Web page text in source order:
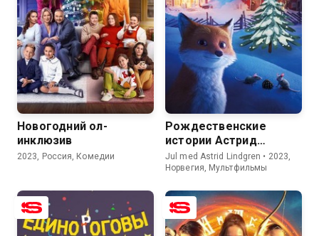
6.8 4.3
Новогодний ол-
инклюзив
2023, Россия, Комедии
8.0 6.6
Рождественские
истории Астрид
Линдгрен
Jul med Astrid Lindgren • 2023,
Норвегия, Мультфильмы